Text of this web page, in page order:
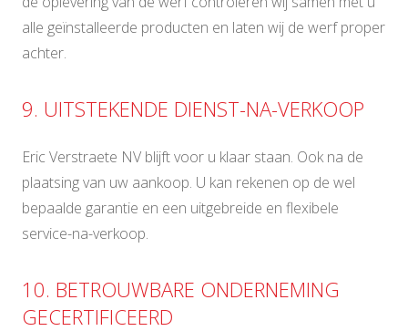
alle geïnstalleerde producten en laten wij de werf proper
achter.
9. UITSTEKENDE DIENST-NA-VERKOOP
Eric Verstraete NV blijft voor u klaar staan. Ook na de
plaatsing van uw aankoop. U kan rekenen op de wel
bepaalde garantie en een uitgebreide en flexibele
service-na-verkoop.
10. BETROUWBARE ONDERNEMING
GECERTIFICEERD